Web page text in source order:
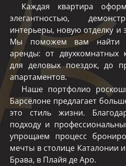
Каждая квартира
элегантностью,
интерьеры, новую отделку и
Мы поможем вам найти
аренды: от двухкомнатных
для деловых поездок, до
апартаментов.
Наше портфолио
Барселоне предлагает
это стиль жизни.
подходу и
упрощаем процесс
мечты в столице Каталонии
Брава, в Плайя де Аро.